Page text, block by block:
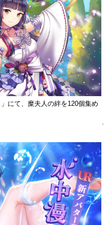
」にて、糜夫人の絆を120個集め
↑